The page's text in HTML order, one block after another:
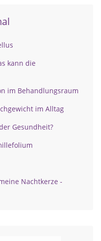
kann die
im Behandlungsraum
im Alltag
Gesundheit?
Nachtkerze -